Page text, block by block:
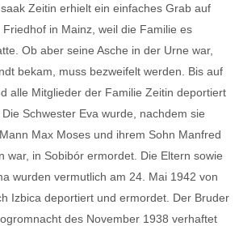
Zeitin erhielt ein einfaches Grab auf
in Mainz, weil die Familie es
Ob aber seine Asche in der Urne war,
bekam, muss bezweifelt werden. Bis auf
alle Mitglieder der Familie Zeitin deportiert
Schwester Eva wurde, nachdem sie
Max Moses und ihrem Sohn Manfred
war, in Sobibór ermordet. Die Eltern sowie
wurden vermutlich am 24. Mai 1942 von
Izbica deportiert und ermordet. Der Bruder
des November 1938 verhaftet